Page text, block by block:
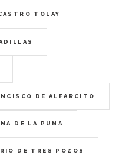
TOLAY
DE ALFARCITO
DE LA PUNA
DE TRES POZOS